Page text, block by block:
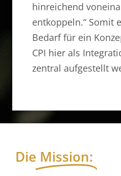
hinreichend
entkoppeln.“ Somit
Bedarf für ein
CPI hier als
zentral aufgestellt
Die Mission: